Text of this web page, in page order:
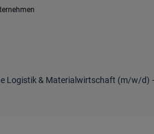
Logistik & Materialwirtschaft (m/w/d)